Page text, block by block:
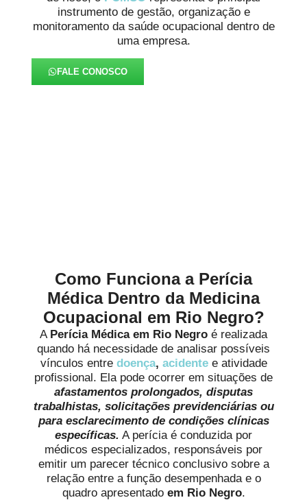
instrumento de gestão, organização e
monitoramento da saúde ocupacional dentro de
uma empresa.
FALE CONOSCO
Como Funciona a Perícia
Médica Dentro da Medicina
Ocupacional em Rio Negro?
A Perícia Médica em Rio Negro é realizada
quando há necessidade de analisar possíveis
vínculos entre doença, acidentee atividade
profissional. Ela pode ocorrer em situações de
afastamentos prolongados, disputas
trabalhistas, solicitações previdenciárias ou
para esclarecimento de condições clínicas
específicas. A perícia é conduzida por
médicos especializados, responsáveis por
emitir um parecer técnico conclusivo sobre a
relação entre a função desempenhada e o
quadro apresentado em Rio Negro.